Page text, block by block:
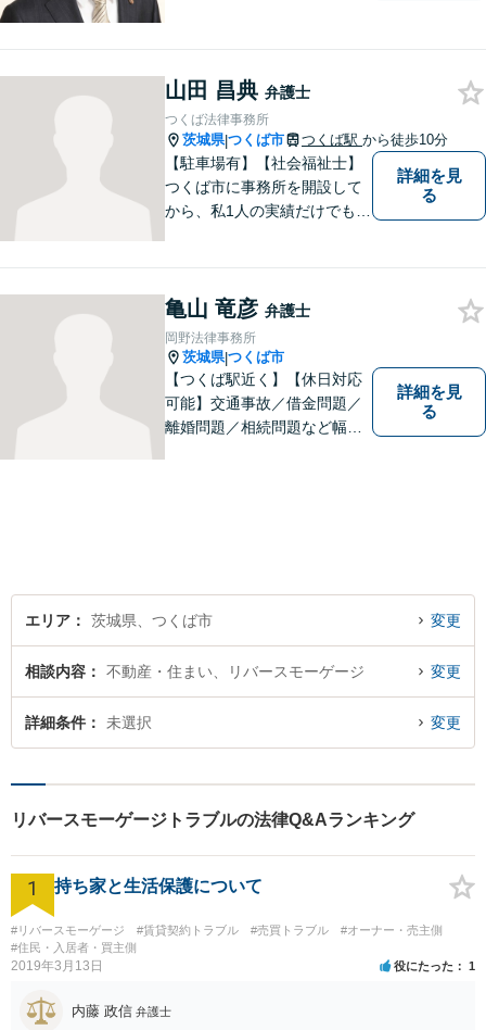
事案かどうかも含め、私が親
切・丁寧にご対応致します。
ぜひご相談ください。
山田 昌典 弁護士
つくば法律事務所
茨城県|つくば市 つくば駅 から徒歩10分
【駐車場有】【社会福祉士】
つくば市に事務所を開設して
から、私1人の実績だけでも、
もっと身近に、相談をもっと
気軽に」を心がけております
ので、お気軽にご相談くださ
い。
詳細を見
る
亀山 竜彦 弁護士
岡野法律事務所
茨城県|つくば市
【つくば駅近く】【休日対応
可能】交通事故／借金問題／
離婚問題／相続問題など幅広
詳細を見
る
エリア 茨城県、つくば市 変更
相談内容 不動産・住まい、リバースモーゲージ 変更
詳細条件 未選択 変更
リバースモーゲージトラブルの法律Q&Aランキング
1 持ち家と生活保護について
#リバースモーゲージ #賃貸契約トラブル #売買トラブル
#オーナー・売主側
#住民・入居者・買主側
2019年3月13日 役にたった 1
内藤 政信 弁護士